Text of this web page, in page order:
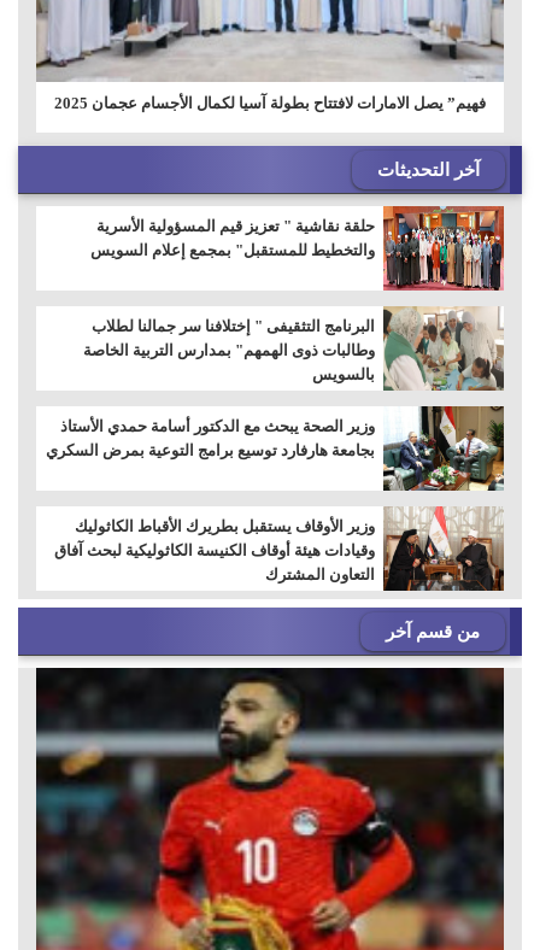
فهيم” يصل الامارات لافتتاح بطولة آسيا لكمال الأجسام عجمان 2025
آخر التحديثات
حلقة نقاشية " تعزيز قيم المسؤولية الأسرية
والتخطيط للمستقبل" بمجمع إعلام السويس
البرنامج التثقيفى " إختلافنا سر جمالنا لطلاب
وطالبات ذوى الهمهم" بمدارس التربية الخاصة
بالسويس
وزير الصحة يبحث مع الدكتور أسامة حمدي الأستاذ
بجامعة هارفارد توسيع برامج التوعية بمرض السكري
وزير الأوقاف يستقبل بطريرك الأقباط الكاثوليك
وقيادات هيئة أوقاف الكنيسة الكاثوليكية لبحث آفاق
التعاون المشترك
من قسم آخر